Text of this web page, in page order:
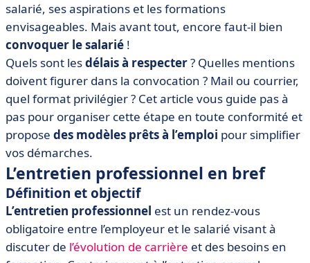
• Comment convoquer à un entretien professionnel ?
• Quel délai faut-il respecter pour la convocation à un
entretien professionnel ?
• Est-ce qu'un salarié peut refuser un entretien
professionnel, et que faire dans ce cas ?
• Est-il obligatoire de signer un entretien professionnel
?
• Gérer les entretiens professionnels avec un outil
numérique
• Convocation à l’entretien professionnel : une étape clé
pour un échange réussi
salarié, ses aspirations et les formations
envisageables. Mais avant tout, encore faut-il bien
convoquer le salarié !
Quels sont lesdélais à respecter? Quelles mentions
doivent figurer dans la convocation ? Mail ou courrier,
quel format privilégier ? Cet article vous guide pas à
pas pour organiser cette étape en toute conformité et
propose des modèles prêts à l’emploi pour simplifier
vos démarches.
L’entretien professionnel en bref
Définition et objectif
L’entretien professionnel est un rendez-vous
obligatoire entre l’employeur et le salarié visant à
discuter de l’évolution de carrière et des besoins en